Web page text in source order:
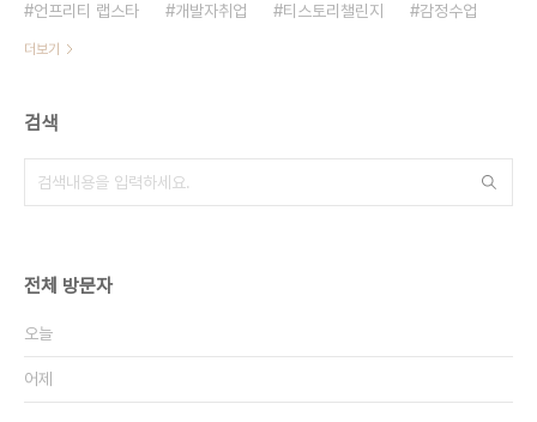
언프리티 랩스타
개발자취업 티스토리챌린지 감정수업
더보기
검색
전체 방문자
오늘
어제